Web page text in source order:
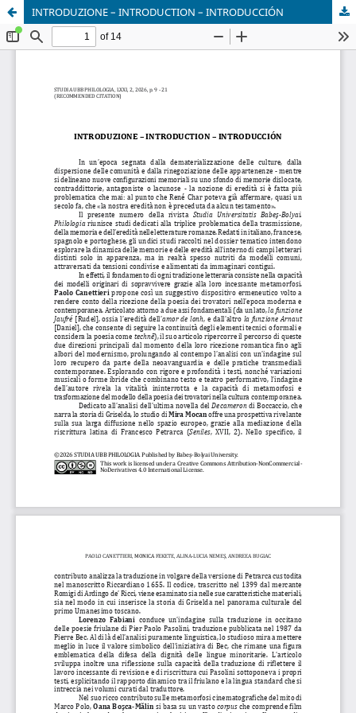
INTRODUZIONE – INTRODUCTION – INTRODUCCIÓN